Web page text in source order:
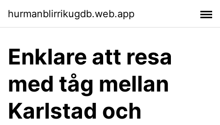
hurmanblirrikugdb.web.app
Enklare att resa
med tåg mellan
Karlstad och